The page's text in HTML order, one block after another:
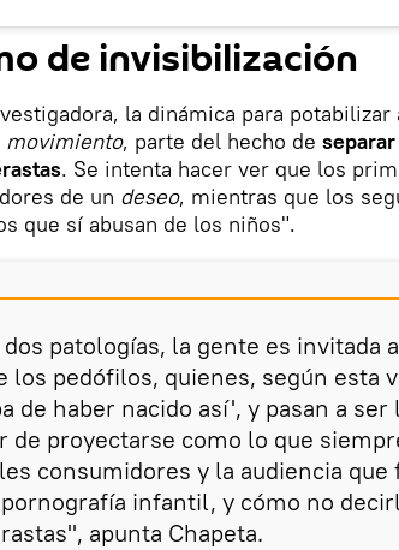
de invisibilización
la dinámica para potabilizar
movimiento, parte del hecho de
. Se intenta hacer ver que los
de un deseo, mientras que los
que sí abusan de los niños".
patologías, la gente es invitada a
los pedófilos, quienes, según esta
de haber nacido así', y pasan a ser
de proyectarse como lo que
consumidores y la audiencia que
infantil, y cómo no
apunta Chapeta.